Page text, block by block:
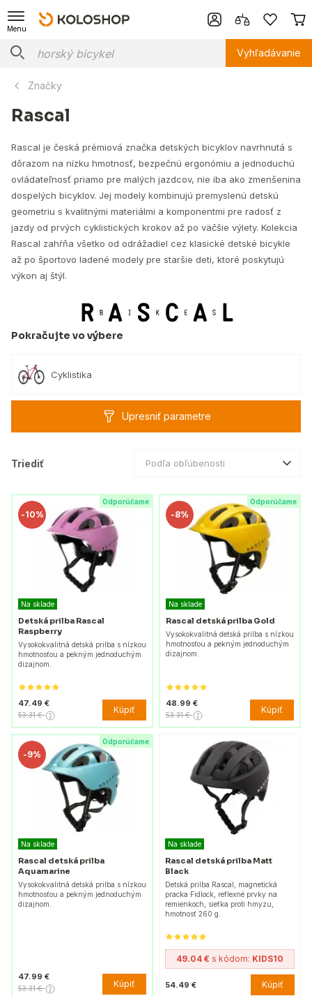
Menu
Vyhľadávanie
Značky
Rascal
Rascal je česká prémiová značka detských bicyklov navrhnutá s
dôrazom na nízku hmotnosť, bezpečnú ergonómiu a jednoduchú
ovládateľnosť priamo pre malých jazdcov, nie iba ako zmenšenina
dospelých bicyklov. Jej modely kombinujú premyslenú detskú
geometriu s kvalitnými materiálmi a komponentmi pre radosť z
jazdy od prvých cyklistických krokov až po väčšie výlety. Kolekcia
Rascal zahŕňa všetko od odrážadiel cez klasické detské bicykle
až po športovo ladené modely pre staršie deti, ktoré poskytujú
výkon aj štýl.
Pokračujte vo výbere
Cyklistika
Upresniť parametre
Triediť Podľa obľúbenosti
Odporúčame
-10%
Na sklade
Detská prilba Rascal
Raspberry
Vysokokvalitná detská prilba s nízkou
hmotnosťou a pekným jednoduchým
dizajnom.
47.49 €
53.31 € Kúpiť
Odporúčame
-8%
Na sklade
Rascal detská prilba Gold
Vysokokvalitná detská prilba s nízkou
hmotnosťou a pekným jednoduchým
dizajnom.
48.99 €
53.31 € Kúpiť
Odporúčame
-9%
Na sklade
Rascal detská prilba
Aquamarine
Vysokokvalitná detská prilba s nízkou
hmotnosťou a pekným jednoduchým
dizajnom.
47.99 €
53.31 € Kúpiť
Na sklade
Rascal detská prilba Matt
Black
Detská prilba Rascal, magnetická
pracka Fidlock, reflexné prvky na
remienkoch, sieťka proti hmyzu,
hmotnosť 260 g.
49.04 € s kódom: KIDS10
54.49 € Kúpiť